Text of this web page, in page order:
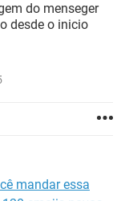
do menseger
desde o inicio
mandar essa